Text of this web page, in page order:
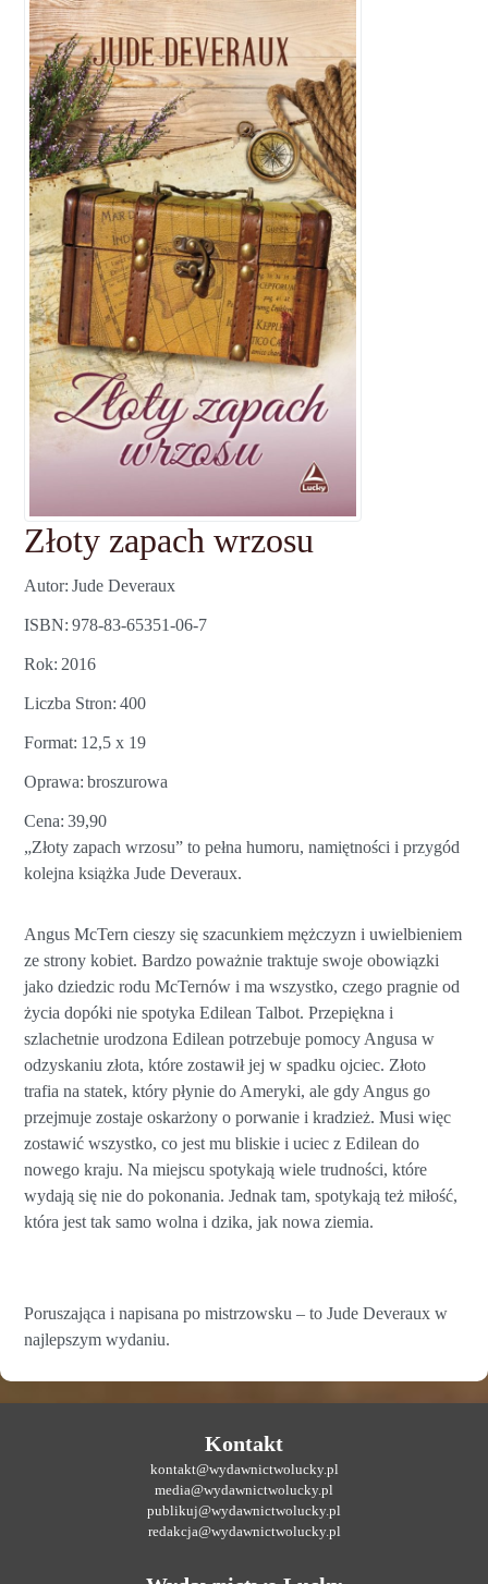
Złoty zapach wrzosu
Autor Jude Deveraux
ISBN 978-83-65351-06-7
Rok 2016
Liczba Stron 400
Format 12,5 x 19
Oprawa broszurowa
Cena 39,90
„Złoty zapach wrzosu” to pełna humoru, namiętności i przygód
kolejna książka Jude Deveraux.
Angus McTern cieszy się szacunkiem mężczyzn i uwielbieniem
ze strony kobiet. Bardzo poważnie traktuje swoje obowiązki
jako dziedzic rodu McTernów i ma wszystko, czego pragnie od
życia dopóki nie spotyka Edilean Talbot. Przepiękna i
szlachetnie urodzona Edilean potrzebuje pomocy Angusa w
odzyskaniu złota, które zostawił jej w spadku ojciec. Złoto
trafia na statek, który płynie do Ameryki, ale gdy Angus go
przejmuje zostaje oskarżony o porwanie i kradzież. Musi więc
zostawić wszystko, co jest mu bliskie i uciec z Edilean do
nowego kraju. Na miejscu spotykają wiele trudności, które
wydają się nie do pokonania. Jednak tam, spotykają też miłość,
która jest tak samo wolna i dzika, jak nowa ziemia.
Poruszająca i napisana po mistrzowsku – to Jude Deveraux w
najlepszym wydaniu.
Kontakt
kontakt@wydawnictwolucky.pl
media@wydawnictwolucky.pl
publikuj@wydawnictwolucky.pl
redakcja@wydawnictwolucky.pl